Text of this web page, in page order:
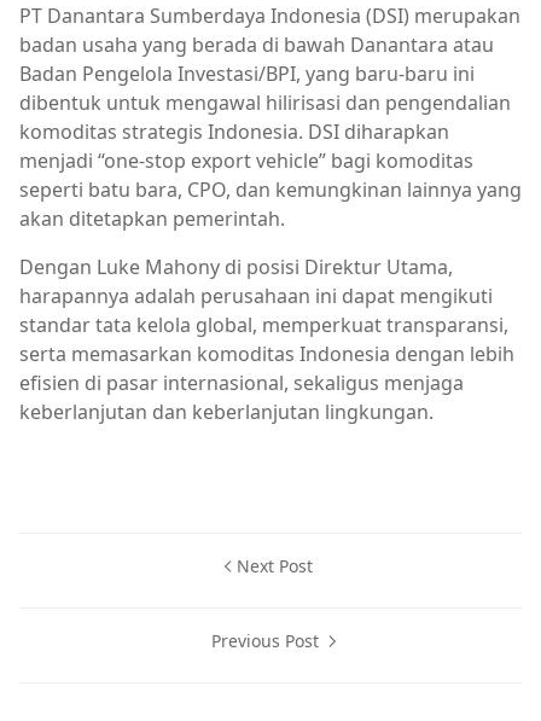
PT Danantara Sumberdaya Indonesia (DSI) merupakan
badan usaha yang berada di bawah Danantara atau
Badan Pengelola Investasi/BPI, yang baru‑baru ini
dibentuk untuk mengawal hilirisasi dan pengendalian
komoditas strategis Indonesia. DSI diharapkan
menjadi “one‑stop export vehicle” bagi komoditas
seperti batu bara, CPO, dan kemungkinan lainnya yang
akan ditetapkan pemerintah.
Dengan Luke Mahony di posisi Direktur Utama,
harapannya adalah perusahaan ini dapat mengikuti
standar tata kelola global, memperkuat transparansi,
serta memasarkan komoditas Indonesia dengan lebih
efisien di pasar internasional, sekaligus menjaga
keberlanjutan dan keberlanjutan lingkungan.
Next Post
Previous Post